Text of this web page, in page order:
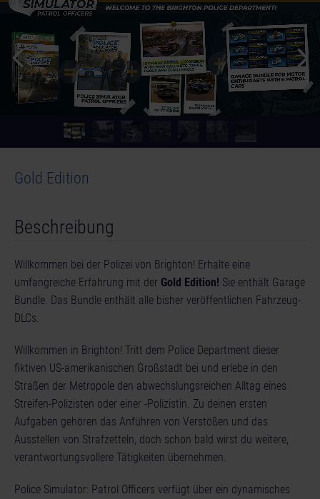
Gold Edition
Beschreibung
Willkommen bei der Polizei von Brighton! Erhalte eine
umfangreiche Erfahrung mit der Gold Edition! Sie enthält Garage
Bundle. Das Bundle enthält alle bisher veröffentlichen Fahrzeug-
DLCs.
Willkommen in Brighton! Tritt dem Police Department dieser
fiktiven US-amerikanischen Großstadt bei und erlebe in den
Straßen der Metropole den abwechslungsreichen Alltag eines
Streifen-Polizisten oder einer -Polizistin. Zu deinen ersten
Aufgaben gehören das Anführen von Verstößen und das
Ausstellen von Strafzetteln, doch schon bald wirst du weitere,
verantwortungsvollere Tätigkeiten übernehmen.
Police Simulator: Patrol Officers verfügt über ein dynamisches